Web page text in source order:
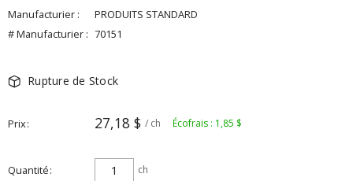
Manufacturier :
PRODUITS STANDARD
# Manufacturier : 70151
Rupture de Stock
Prix 27,18 $ / ch Écofrais : 1,85 $
Quantité ch